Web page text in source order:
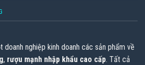
doanh nghiệp kinh doanh các sản phẩm về
, rượu mạnh nhập khẩu cao cấp. Tất cả